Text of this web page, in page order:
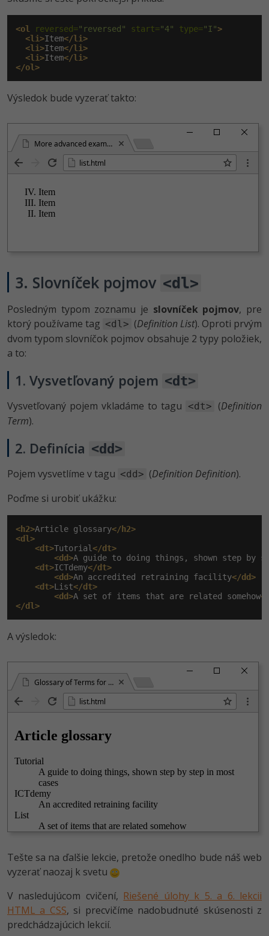
<ol reversed="reversed" start="4" type="I">
<li>Item</li>
<li>Item</li>
<li>Item</li>
</ol>
Výsledok bude vyzerať takto:
More advanced example of HTML lists
list.html
3. Slovníček pojmov <dl>
Posledným typom zoznamu je slovníček pojmov, pre
ktorý používame tag <dl> (Definition List). Oproti prvým
dvom typom slovníčok pojmov obsahuje 2 typy položiek,
a to:
1. Vysvetľovaný pojem <dt>
Vysvetľovaný pojem vkladáme to tagu <dt> (Definition
Term).
2. Definícia <dd>
Pojem vysvetlíme v tagu <dd> (Definition Definition).
Poďme si urobiť ukážku:
<h2>Article glossary</h2>
<dl>
<dt>Tutorial</dt>
<dd>A guide to doing things, shown step by
<dt>ICTdemy</dt>
<dd>An accredited retraining facility</dd>
<dt>List</dt>
<dd>A set of items that are related somehow
</dl>
A výsledok:
Glossary of Terms for the Article
list.html
Tešte sa na ďalšie lekcie, pretože onedlho bude náš web
vyzerať naozaj k svetu
V nasledujúcom cvičení, Riešené úlohy k 5. a 6. lekcii
HTML a CSS, si precvičíme nadobudnuté skúsenosti z
predchádzajúcich lekcií.